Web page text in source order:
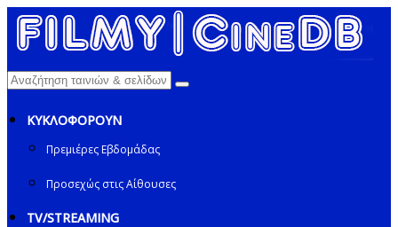
ΚΥΚΛΟΦΟΡΟΥΝ
Πρεμιέρες Εβδομάδας
Προσεχώς στις Αίθουσες
TV/STREAMING